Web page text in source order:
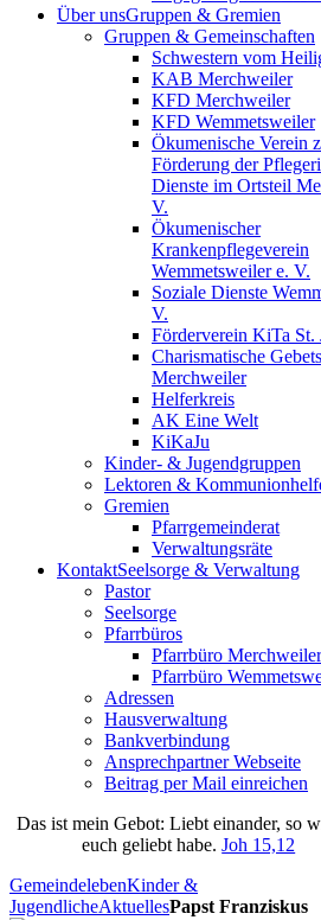
Über unsGruppen & Gremien
Gruppen & Gemeinschaften
Schwestern vom
KAB Merchweiler
KFD Merchweiler
KFD Wemmetsweiler
Ökumenische Verein
Förderung der
Dienste im Ortsteil
V.
Ökumenischer
Krankenpflegeverein
Wemmetsweiler e. V.
Soziale Dienste
V.
Förderverein KiTa St.
Charismatische
Merchweiler
Helferkreis
AK Eine Welt
KiKaJu
Kinder- & Jugendgruppen
Lektoren &
Gremien
Pfarrgemeinderat
Verwaltungsräte
KontaktSeelsorge & Verwaltung
Pastor
Seelsorge
Pfarrbüros
Pfarrbüro Merchweiler
Pfarrbüro
Adressen
Hausverwaltung
Bankverbindung
Ansprechpartner Webseite
Beitrag per Mail einreichen
Das ist mein Gebot: Liebt einander, so
euch geliebt habe.Joh 15,12
GemeindelebenKinder &
JugendlicheAktuellesPapst Franziskus